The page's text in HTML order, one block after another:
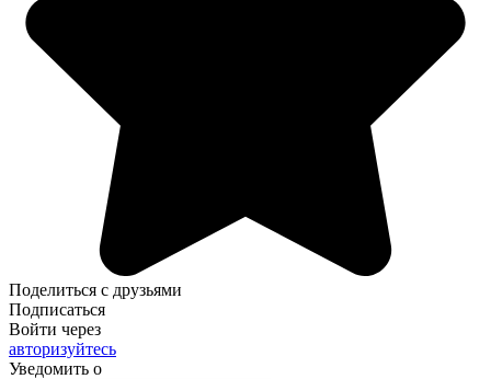
Поделиться с друзьями
Подписаться
Войти через
авторизуйтесь
Уведомить о